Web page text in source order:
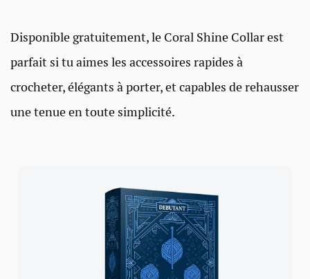
Disponible gratuitement, le Coral Shine Collar est
parfait si tu aimes les accessoires rapides à
crocheter, élégants à porter, et capables de rehausser
une tenue en toute simplicité.